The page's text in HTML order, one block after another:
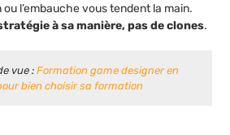
l’embauche vous tendent la main.
à sa manière, pas de clones.
vue :Formation game designer en
bien choisir sa formation